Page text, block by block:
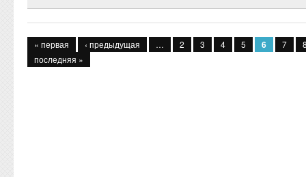
« первая ‹ предыдущая … 2 3 4 5 6 7
последняя »